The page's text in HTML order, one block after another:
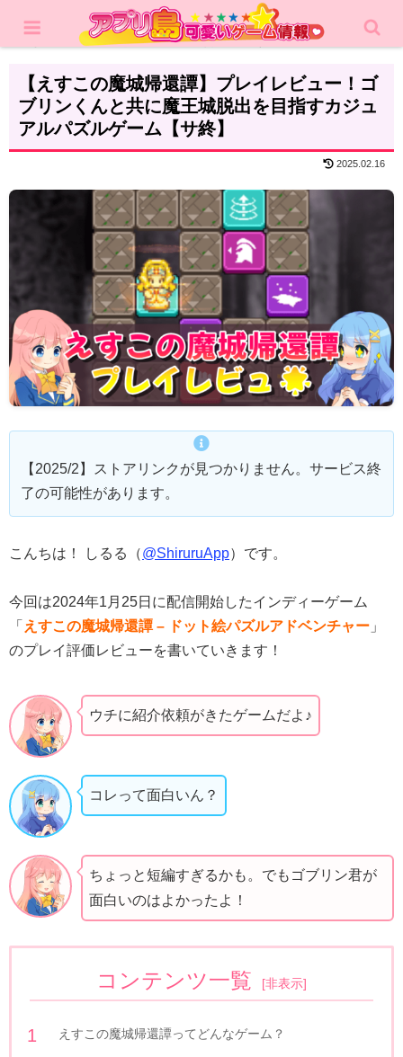
レビュー カジュアルゲーム
【えすこの魔城帰還譚】プレイレビュー！ゴ
ブリンくんと共に魔王城脱出を目指すカジュ
アルパズルゲーム【サ終】
2025.02.16
【2025/2】ストアリンクが見つかりません。サービス終
了の可能性があります。
こんちは！ しるる（@ShiruruApp）です。
今回は2024年1月25日に配信開始したインディーゲーム
「 えすこの魔城帰還譚 – ドット絵パズルアドベンチャー 」
のプレイ評価レビューを書いていきます！
ウチに紹介依頼がきたゲームだよ♪
コレって面白いん？
ちょっと短編すぎるかも。でもゴブリン君が
面白いのはよかったよ！
コンテンツ一覧 [非表示]
えすこの魔城帰還譚ってどんなゲーム？